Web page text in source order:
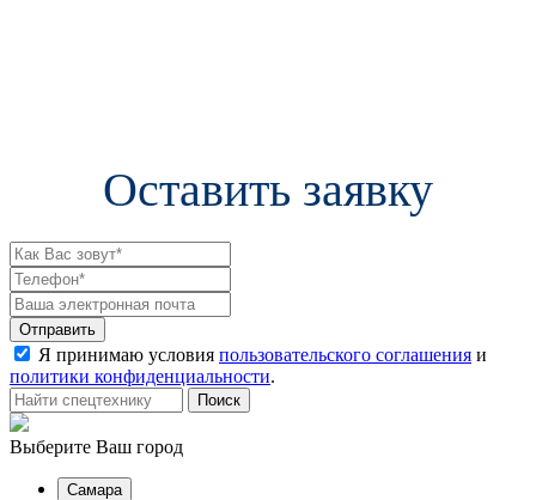
Оставить заявку
Я принимаю условия пользовательского соглашения и
политики конфиденциальности.
Выберите Ваш город
Самара